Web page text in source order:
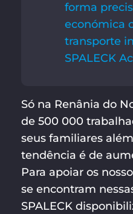
forma
económica
transporte
SPALECK
Só na Renânia do
de 500 000
seus familiares
tendência é de
Para apoiar os
se encontram
SPALECK